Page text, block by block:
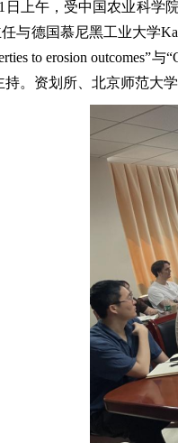
日上午，受中国农业科学
任与德国慕尼黑工业大学
to erosion outcomes”
。资划所、北京师范大